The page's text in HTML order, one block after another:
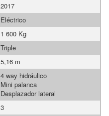
2017
Eléctrico
1 600 Kg
Triple
5,16 m
4 way hidráulico
Mini palanca
Desplazador lateral
3